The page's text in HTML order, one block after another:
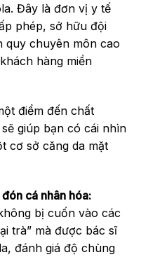
Đây là đơn vị y tế
phép, sở hữu đội
quy chuyên môn cao
hàng miền
điểm đến chất
giúp bạn có cái nhìn
cơ sở căng da mặt
cá nhân hóa:
bị cuốn vào các
trà” mà được bác sĩ
đánh giá độ chùng